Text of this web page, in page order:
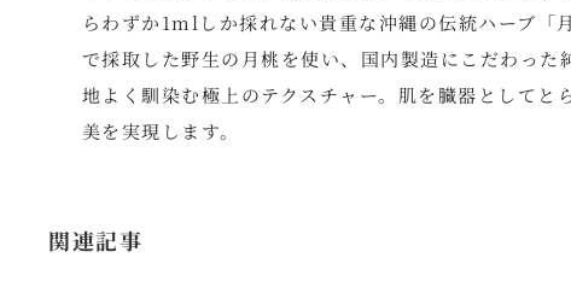
らわずか1mlしか採れない貴重な沖縄の伝統ハーブ「
で採取した野生の月桃を使い、国内製造にこだわっ
地よく馴染む極上のテクスチャー。肌を臓器として
美を実現します。
関連記事